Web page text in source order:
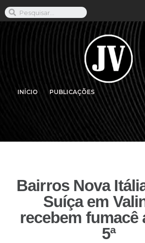
INÍCIO PUBLICAÇÕES
Bairros Nova
Suíça em
recebem fumacê
5ª